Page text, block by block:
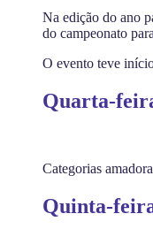
Na edição do ano
do campeonato
O evento teve
Quarta-
Categorias
Quinta-